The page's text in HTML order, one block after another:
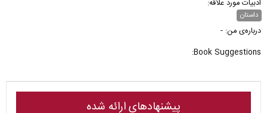
ادبیات مورد علاقه:
داستان
درباره‌ی من: -
Book Suggestions:
پیشنهادهای ارائه شده